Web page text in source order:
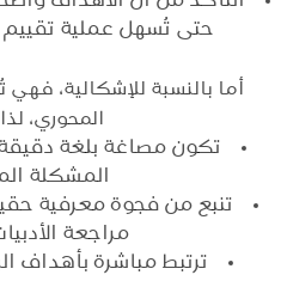
حتى تُسهل عملية
أما بالنسبة للإشكالية،
المحوري،
تكون مصاغة بلغة
المشكلة
تنبع من فجوة معرفية
مراجعة
ترتبط مباشرة بأهداف